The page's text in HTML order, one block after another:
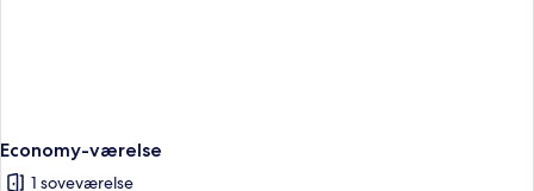
Economy-værelse
1 soveværelse